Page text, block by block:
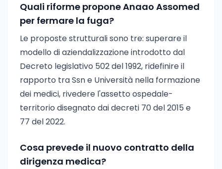
Quali riforme propone Anaao Assomed
per fermare la fuga?
Le proposte strutturali sono tre: superare il
modello di aziendalizzazione introdotto dal
Decreto legislativo 502 del 1992, ridefinire il
rapporto tra Ssn e Università nella formazione
dei medici, rivedere l'assetto ospedale-
territorio disegnato dai decreti 70 del 2015 e
77 del 2022.
Cosa prevede il nuovo contratto della
dirigenza medica?